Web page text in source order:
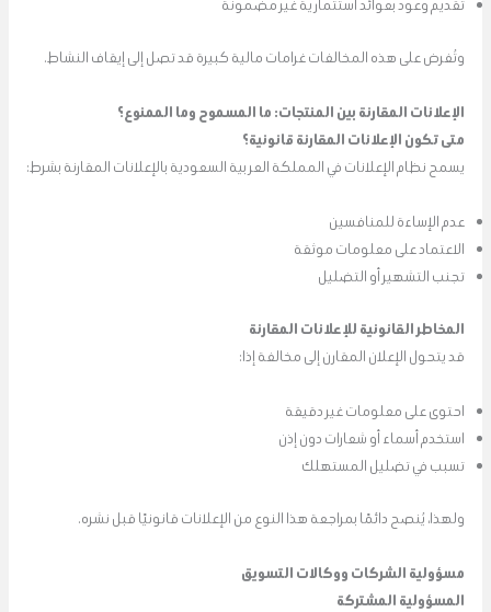
تقديم وعود بعوائد استثمارية غير مضمونة
وتُفرض على هذه المخالفات غرامات مالية كبيرة قد تصل إلى إيقاف النشاط.
الإعلانات المقارنة بين المنتجات: ما المسموح وما الممنوع؟
متى تكون الإعلانات المقارنة قانونية؟
يسمح نظام الإعلانات في المملكة العربية السعودية بالإعلانات المقارنة بشرط:
عدم الإساءة للمنافسين
الاعتماد على معلومات موثقة
تجنب التشهير أو التضليل
المخاطر القانونية للإعلانات المقارنة
قد يتحول الإعلان المقارن إلى مخالفة إذا:
احتوى على معلومات غير دقيقة
استخدم أسماء أو شعارات دون إذن
تسبب في تضليل المستهلك
ولهذا، يُنصح دائمًا بمراجعة هذا النوع من الإعلانات قانونيًا قبل نشره.
مسؤولية الشركات ووكالات التسويق
المسؤولية المشتركة